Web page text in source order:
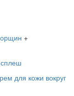
+
для кожи вокруг